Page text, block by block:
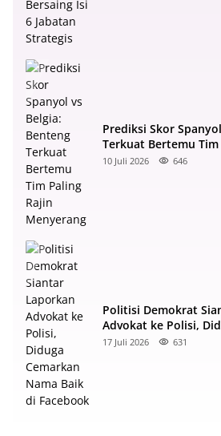
Prediksi Skor
Terkuat Bertemu Tim
Menyerang
10 Juli 2026 646
Politisi Demokrat
Advokat ke Polisi,
Nama Baik di
17 Juli 2026 631